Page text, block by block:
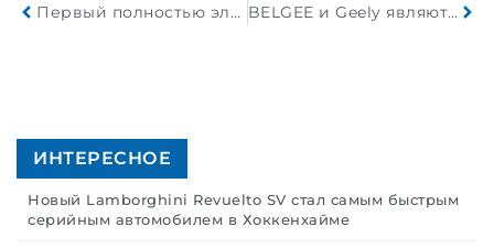
Первый полностью электрический автомобиль Bentley дебютирует в 2026 году BELGEE и Geely являются стабильными лидерами продаж новых авто в РБ
ИНТЕРЕСНОЕ
Новый Lamborghini Revuelto SV стал самым быстрым
серийным автомобилем в Хоккенхайме